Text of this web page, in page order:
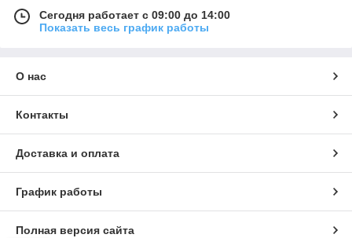
Сегодня работает с 09:00 до 14:00
Показать весь график работы
О нас
Контакты
Доставка и оплата
График работы
Полная версия сайта